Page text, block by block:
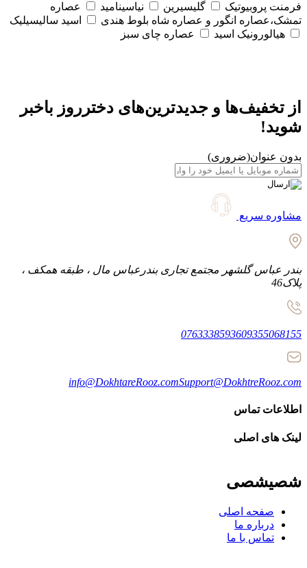
فرمنت پروبیوتیک
گلیسیرین نیاسینامید
عصاره
تمشک،عصاره انگور و عصاره شاه بلوط هندی
اسید سالیسیلیک
هیالورونیک اسید
عصاره چای سبز
از تخفیف‌ها و جدیدترین‌های دخترروز باخبر
شوید!
بدون عنوان(ضروری)
مشاوره سریع
بندر عباس گلشهر مجتمع تجاری بندرعباس مال ، طبقه همکف ،
پلاک46
0763338593609355068155
info@DokhtareRooz.comSupport@DokhtreRooz.com
اطلاعات تماس
لینک های اصلی
شصیشصی
صفحه اصلی
درباره ما
تماس با ما